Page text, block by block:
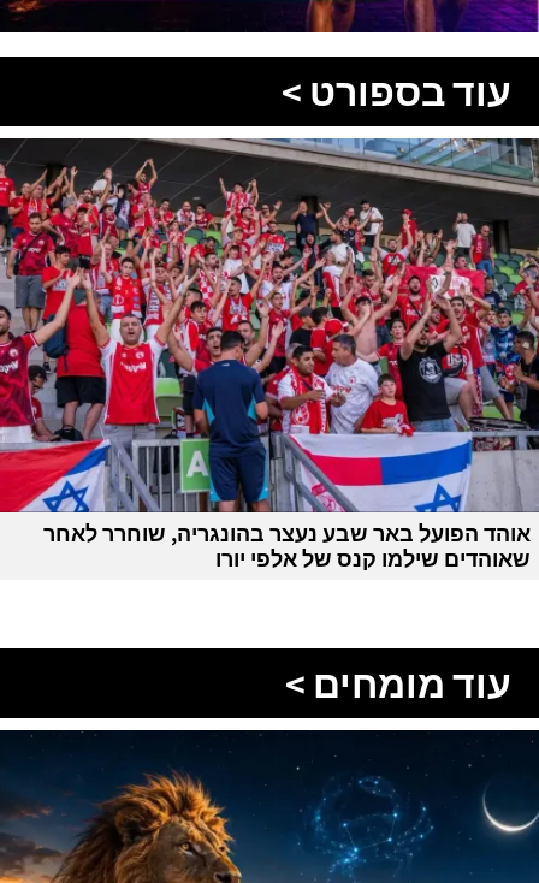
עוד בספורט >
אוהד הפועל באר שבע נעצר בהונגריה, שוחרר לאחר
שאוהדים שילמו קנס של אלפי יורו
עוד מומחים >